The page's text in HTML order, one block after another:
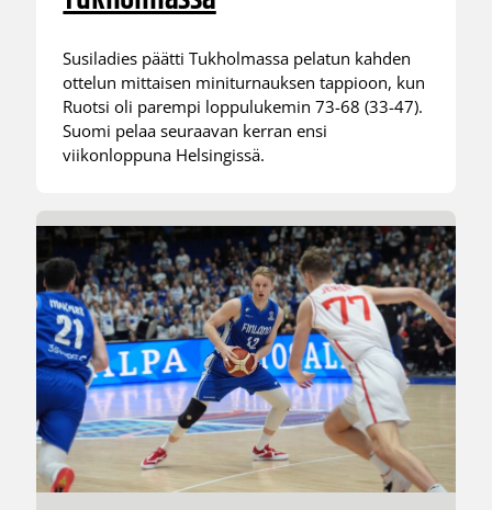
Susiladies päätti Tukholmassa pelatun kahden
ottelun mittaisen miniturnauksen tappioon, kun
Ruotsi oli parempi loppulukemin 73-68 (33-47).
Suomi pelaa seuraavan kerran ensi
viikonloppuna Helsingissä.